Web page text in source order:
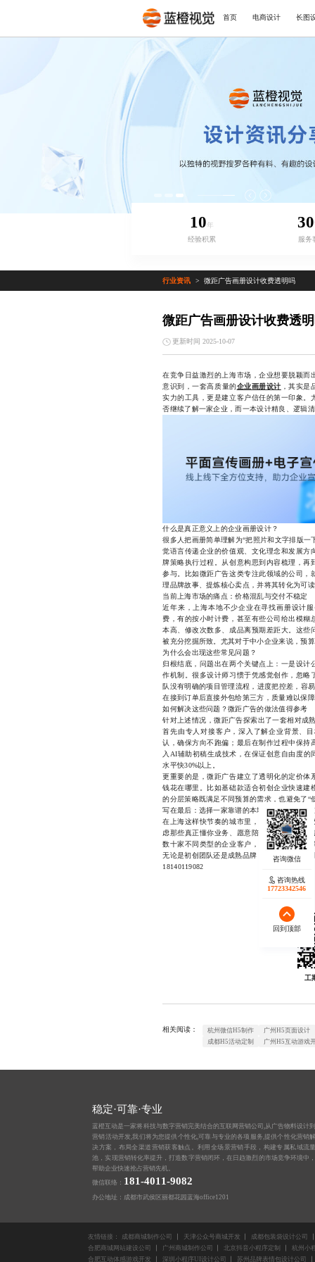
首页 电商设计 长图
10年
经验积累
服务
行业资讯 > 微距广告画册设计收费透明吗
微距广告画册设计收费透
更新时间 2025-10-07
在竞争日益激烈的上海市场，企业想要脱颖
意识到，一套高质量的企业画册设计 ，其实
实力的工具，更是建立客户信任的第一印象
否继续了解一家企业，而一本设计精良、逻辑
什么是真正意义上的企业画册设计？
很多人把画册简单理解为“把照片和文字排版
觉语言传递企业的价值观、文化理念和发展
牌策略执行过程。从创意构思到内容梳理，
参与。比如微距广告这类专注此领域的公司
理品牌故事、提炼核心卖点，并将其转化为可
当前上海市场的痛点：价格混乱与交付不稳定
近年来，上海本地不少企业在寻找画册设计
费，有的按小时计费，甚至有些公司给出模
本高、修改次数多、成品离预期差距大。这
被充分挖掘所致。尤其对于中小企业来说，预
为什么会出现这些常见问题？
归根结底，问题出在两个关键点上：一是设
作机制。很多设计师习惯于凭感觉创作，忽
队没有明确的项目管理流程，进度把控差，容
在接到订单后直接外包给第三方，质量难以保
如何解决这些问题？微距广告的做法值得参考
针对上述情况，微距广告探索出了一套相对成
首先由专人对接客户，深入了解企业背景、
认，确保方向不跑偏；最后在制作过程中保
入AI辅助初稿生成技术，在保证创意自由度
水平快30%以上。
更重要的是，微距广告建立了透明化的定价
钱花在哪里。比如基础款适合初创企业快速
的分层策略既满足不同预算的需求，也避免了“
写在最后：选择一家靠谱的本地设计公司有多
在上海这样快节奏的城市里，时间就是金钱
虑那些真正懂你业务、愿意陪你走完全流程
数十家不同类型的企业客户，始终坚持以合
无论是初创团队还是成熟品牌，都能在这里找
18140119082
工
相关阅读： 杭州微信H5制作
广州H5页面设计
成都H5活动定制
广州H5互动游戏
咨询热线
17723342546
回到顶部
稳定·可靠·专业
蓝橙互动是一家将科技与数字营销完美结合的互联网营销公司,从 广告物料设计
营销活动开发,我们将为您提供个性化,可靠与专业的各项服务,提供个性化营销
决方案，布局全渠道营销获客触点。利用全场景营销手段，构建专属私域流
池，实现营销转化率提升，打造数字营销闭环，在日趋激烈的市场竞争环境中
帮助企业快速抢占营销先机。
微信联络： 181-4011-9082
办公地址：成都市武侯区丽都花园蓝海office1201
友情链接： 成都商城制作公司 天津公众号商城开发
成都包装袋设计公司
合肥商城网站建设公司
广州商城制作公司 北京抖音小程序定制
杭州小
合肥互动体感游戏开发
深圳小程序UI设计公司 苏州品牌表情包设计公司